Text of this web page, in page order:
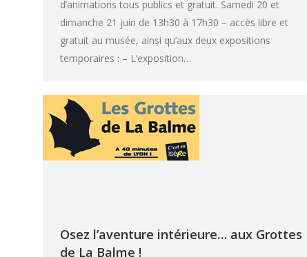
d’animations tous publics et gratuit. Samedi 20 et
dimanche 21 juin de 13h30 à 17h30 – accès libre et
gratuit au musée, ainsi qu’aux deux expositions
temporaires : – L’exposition…
Osez l’aventure intérieure… aux Grottes
de La Balme !